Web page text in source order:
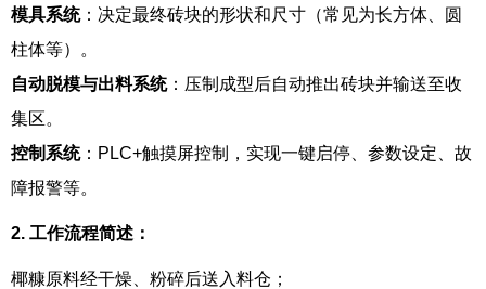
模具系统：决定最终砖块的形状和尺寸（常见为长方体、圆
柱体等）。
自动脱模与出料系统：压制成型后自动推出砖块并输送至收
集区。
控制系统：PLC+触摸屏控制，实现一键启停、参数设定、故
障报警等。
2. 工作流程简述：
椰糠原料经干燥、粉碎后送入料仓；